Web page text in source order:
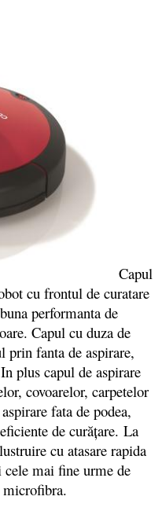
Capul
cu frontul de curatare
performanta de
Capul cu duza de
prin fanta de aspirare,
plus capul de aspirare
covoarelor, carpetelor
fata de podea,
de curăţare. La
cu atasare rapida
cele mai fine urme de